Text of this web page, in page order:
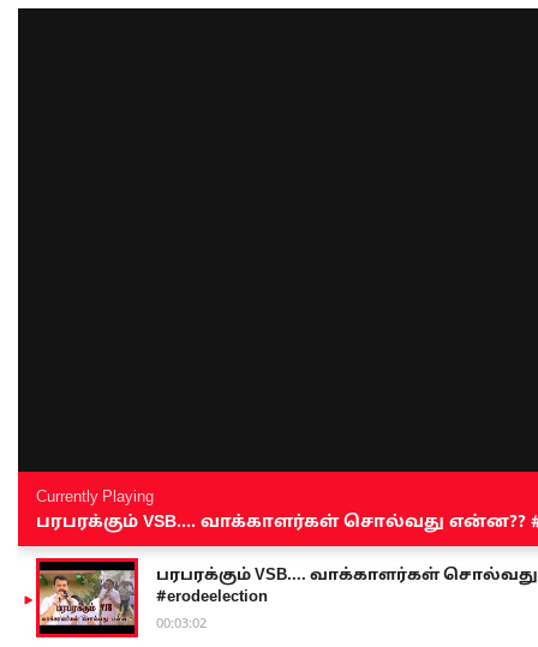
Currently Playing
பரபரக்கும் VSB.... வாக்காளர்கள் சொல்வது என்ன??
பரபரக்கும் VSB.... வாக்காளர்கள் சொல்வது
#erodeelection
00:03:02